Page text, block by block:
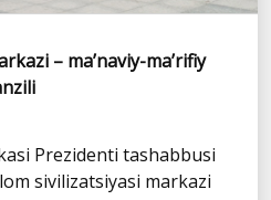
– ma’naviy-ma’rifiy
Prezidenti tashabbusi
sivilizatsiyasi markazi